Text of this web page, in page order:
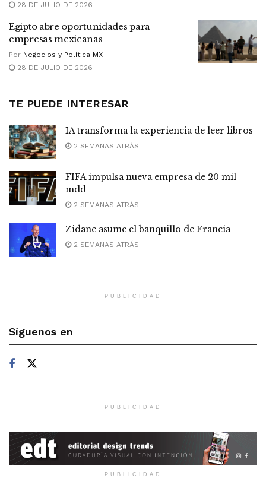
28 DE JULIO DE 2026
Egipto abre oportunidades para
empresas mexicanas
Por Negocios y Política MX
28 DE JULIO DE 2026
TE PUEDE INTERESAR
IA transforma la experiencia de leer libros
2 SEMANAS ATRÁS
FIFA impulsa nueva empresa de 20 mil
mdd
2 SEMANAS ATRÁS
Zidane asume el banquillo de Francia
2 SEMANAS ATRÁS
PUBLICIDAD
Síguenos en
PUBLICIDAD
PUBLICIDAD